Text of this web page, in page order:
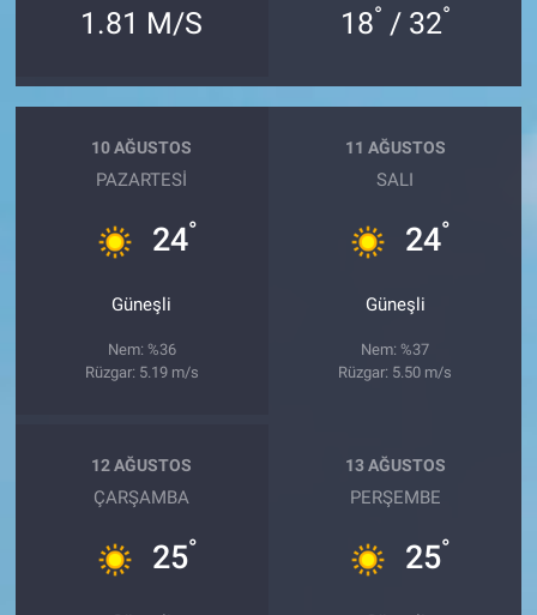
1.81 M/S 18° / 32°
10 AĞUSTOS
PAZARTESI
24°
Güneşli
Nem: %36
Rüzgar: 5.19 m/s
11 AĞUSTOS
SALI
24°
Güneşli
Nem: %37
Rüzgar: 5.50 m/s
12 AĞUSTOS
ÇARŞAMBA
25°
13 AĞUSTOS
PERŞEMBE
25°